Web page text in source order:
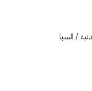
/ السبا